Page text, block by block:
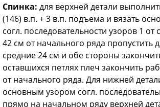
Спинка: для верхней детали
(146) в.п. + 3 в.п. подъема и вязать
согл. последовательности узоров 1 от
42 см от начального ряда пропустить
средние 24 см и обе стороны
оставшихся петлях плеч закончить
от начального ряда. Для нижней
основным узором согл.
прямо на начальном ряду верхней